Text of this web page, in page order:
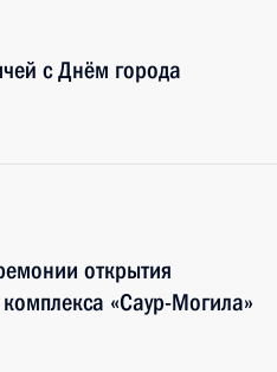
с Днём города
открытия
«Саур-Могила»